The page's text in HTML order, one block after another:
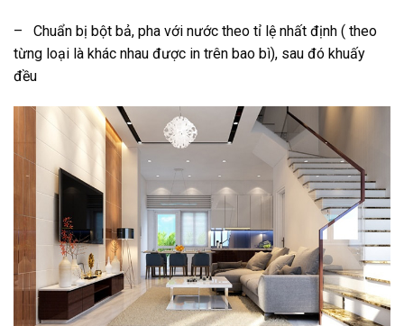
– Chuẩn bị bột bả, pha với nước theo tỉ lệ nhất định ( theo
từng loại là khác nhau được in trên bao bì), sau đó khuấy
đều